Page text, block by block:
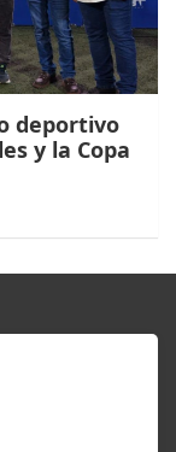
deportivo
y la Copa